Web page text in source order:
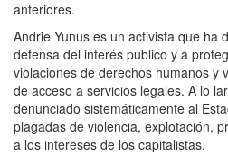
anteriores.
Andrie Yunus es un activista que ha
defensa del interés público y a
violaciones de derechos humanos y
de acceso a servicios legales. A lo
denunciado sistemáticamente al
plagadas de violencia, explotación,
a los intereses de los capitalistas.